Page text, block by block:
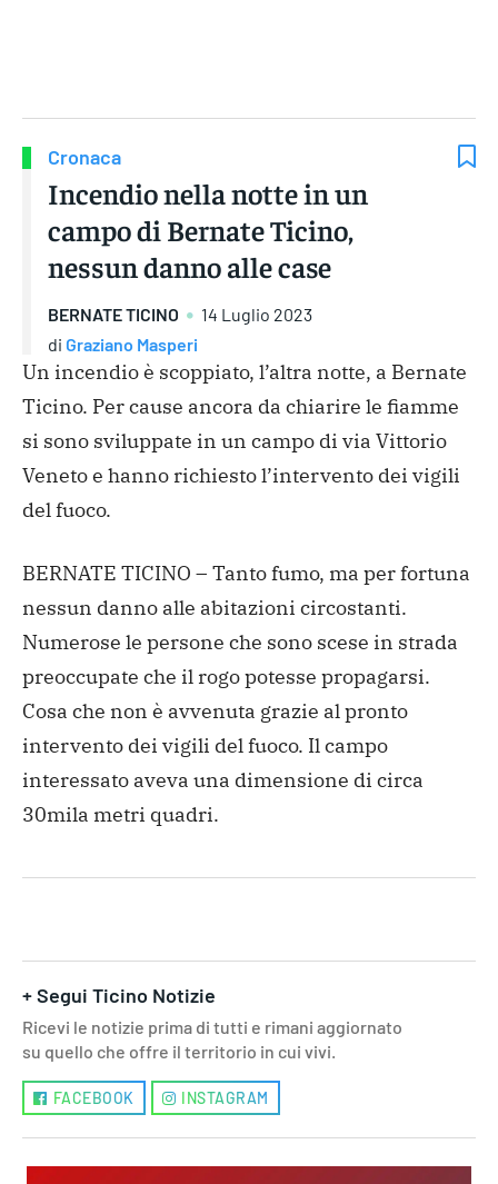
Cronaca
Incendio nella notte in un
campo di Bernate Ticino,
nessun danno alle case
BERNATE TICINO
14 Luglio 2023
di Graziano Masperi
Un incendio è scoppiato, l’altra notte, a Bernate
Ticino. Per cause ancora da chiarire le fiamme
si sono sviluppate in un campo di via Vittorio
Veneto e hanno richiesto l’intervento dei vigili
del fuoco.
BERNATE TICINO – Tanto fumo, ma per fortuna
nessun danno alle abitazioni circostanti.
Numerose le persone che sono scese in strada
preoccupate che il rogo potesse propagarsi.
Cosa che non è avvenuta grazie al pronto
intervento dei vigili del fuoco. Il campo
interessato aveva una dimensione di circa
30mila metri quadri.
+ Segui Ticino Notizie
Ricevi le notizie prima di tutti e rimani aggiornato
su quello che offre il territorio in cui vivi.
FACEBOOK INSTAGRAM